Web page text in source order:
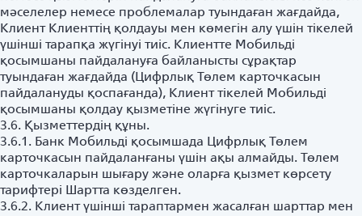
мәселелер немесе проблемалар туындаған жағдайда,
Клиент Клиенттің қолдауы мен көмегін алу үшін тікелей
үшінші тарапқа жүгінуі тиіс. Клиентте Мобильді
қосымшаны пайдалануға байланысты сұрақтар
туындаған жағдайда (Цифрлық Төлем карточкасын
пайдалануды қоспағанда), Клиент тікелей Мобильді
қосымшаны қолдау қызметіне жүгінуге тиіс.
3.6. Қызметтердің құны.
3.6.1. Банк Мобильді қосымшада Цифрлық Төлем
карточкасын пайдаланғаны үшін ақы алмайды. Төлем
карточкаларын шығару және оларға қызмет көрсету
тарифтері Шартта көзделген.
3.6.2. Клиент үшінші тараптармен жасалған шарттар мен